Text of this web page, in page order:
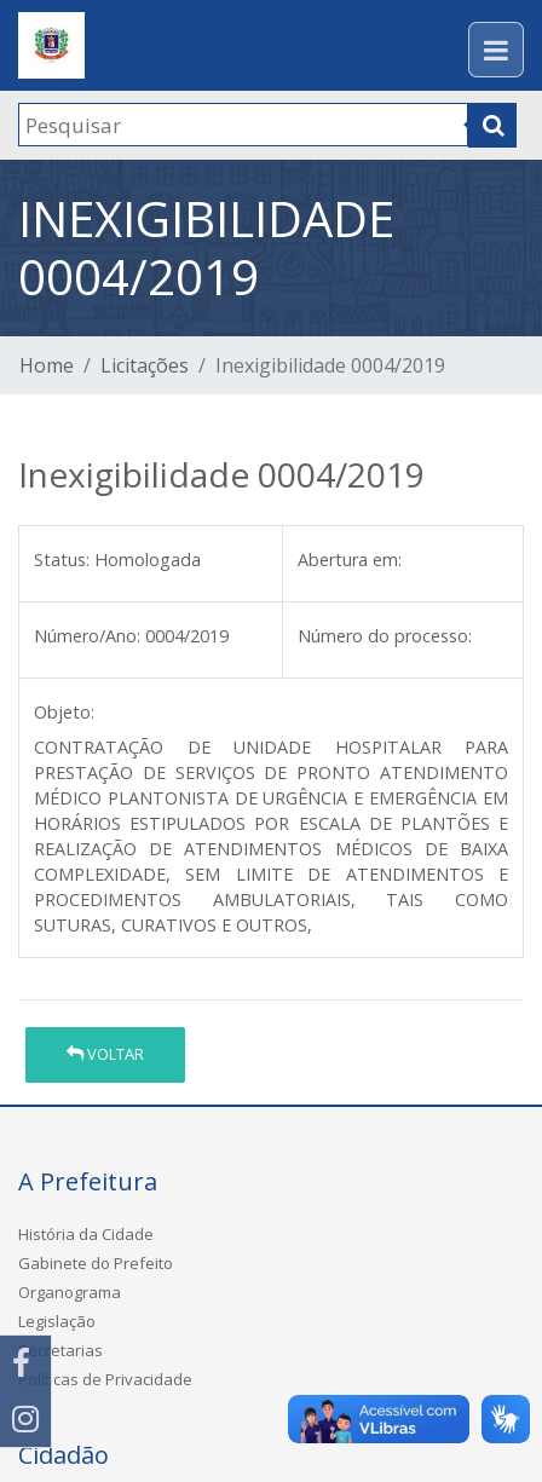
INEXIGIBILIDADE
0004/2019
Home Licitações Inexigibilidade 0004/2019
Inexigibilidade 0004/2019
Status: Homologada Abertura em:
Número/Ano: 0004/2019 Número do processo:
Objeto:
CONTRATAÇÃO DE UNIDADE HOSPITALAR PARA
PRESTAÇÃO DE SERVIÇOS DE PRONTO ATENDIMENTO
MÉDICO PLANTONISTA DE URGÊNCIA E EMERGÊNCIA EM
HORÁRIOS ESTIPULADOS POR ESCALA DE PLANTÕES E
REALIZAÇÃO DE ATENDIMENTOS MÉDICOS DE BAIXA
COMPLEXIDADE, SEM LIMITE DE ATENDIMENTOS E
PROCEDIMENTOS AMBULATORIAIS, TAIS COMO
SUTURAS, CURATIVOS E OUTROS,
VOLTAR
A Prefeitura
História da Cidade
Gabinete do Prefeito
Organograma
Legislação
Secretarias
Políticas de Privacidade
Cidadão